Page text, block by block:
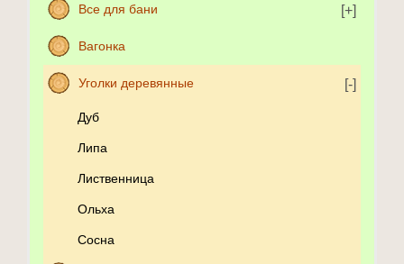
Все для бани
Вагонка
Уголки деревянные
Дуб
Липа
Лиственница
Ольха
Сосна